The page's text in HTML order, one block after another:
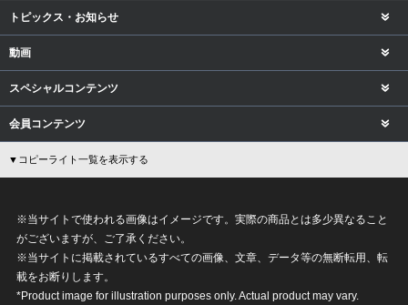
トピックス・お知らせ
動画
スペシャルコンテンツ
会員コンテンツ
▼コピーライト一覧を表示する
※当サイトで使われる画像はイメージです。実際の商品とは多少異なること
がございますが、ご了承ください。
※当サイトに掲載されているすべての画像、文章、データ等の無断転用、転
載をお断りします。
*Product image for illustration purposes only. Actual product may vary.